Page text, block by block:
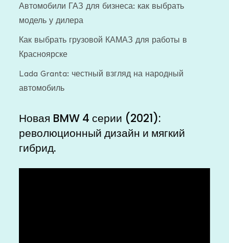
Автомобили ГАЗ для бизнеса: как выбрать
модель у дилера
Как выбрать грузовой КАМАЗ для работы в
Красноярске
Lada Granta: честный взгляд на народный
автомобиль
Новая BMW 4 серии (2021):
революционный дизайн и мягкий
гибрид.